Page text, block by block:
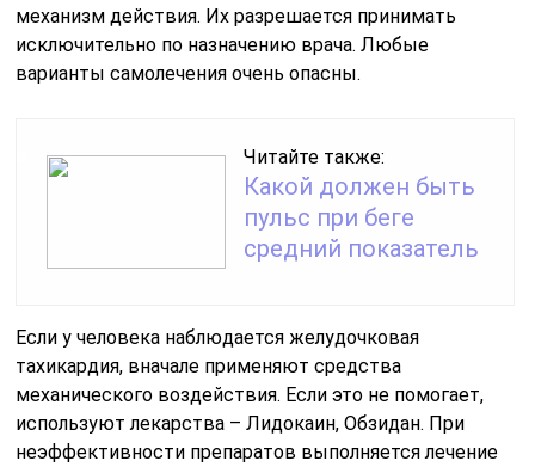
механизм действия. Их разрешается принимать
исключительно по назначению врача. Любые
варианты самолечения очень опасны.
Читайте также:
Какой должен быть
пульс при беге
средний показатель
Если у человека наблюдается желудочковая
тахикардия, вначале применяют средства
механического воздействия. Если это не помогает,
используют лекарства – Лидокаин, Обзидан. При
неэффективности препаратов выполняется лечение